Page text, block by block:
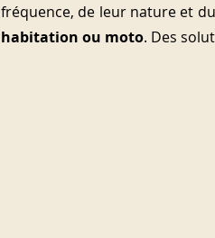
fréquence, de leur nature et
habitation ou moto. Des